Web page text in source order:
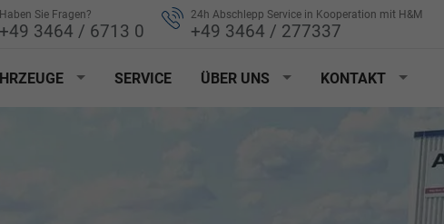
Haben Sie Fragen?
+49 3464 / 6713 0
24h Abschlepp Service in Kooperation mit H&M
+49 3464 / 277337
SERVICE ÜBER UNS KONTAKT